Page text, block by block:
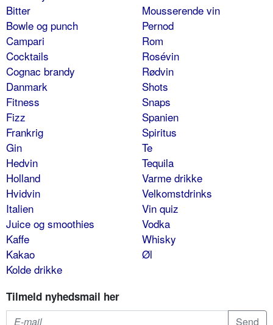
Bitter
Bowle og punch
Campari
Cocktails
Cognac brandy
Danmark
Fitness
Fizz
Frankrig
Gin
Hedvin
Holland
Hvidvin
Italien
Juice og smoothies
Kaffe
Kakao
Kolde drikke
Mousserende vin
Pernod
Rom
Rosévin
Rødvin
Shots
Snaps
Spanien
Spiritus
Te
Tequila
Varme drikke
Velkomstdrinks
Vin quiz
Vodka
Whisky
Øl
Tilmeld nyhedsmail her